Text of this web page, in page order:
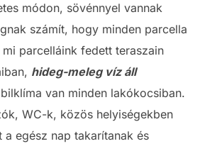
módon, sövénnyel vannak
számít, hogy minden parcella
parcelláink fedett teraszain
hideg-meleg víz áll
van minden lakókocsiban.
WC-k, közös helyiségekben
egész nap takarítanak és